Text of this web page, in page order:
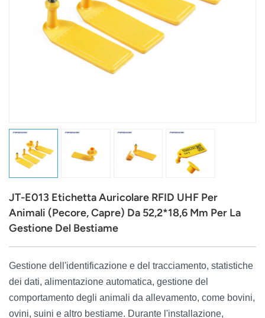
Português
Nederland
Türk
Melayu
Tiếng Việt
Indonesia
JT-E013 Etichetta Auricolare RFID UHF Per
Animali (pecore, Capre) Da 52,2*18,6 Mm Per La
Gestione Del Bestiame
Gestione dell'identificazione e del tracciamento, statistiche
dei dati, alimentazione automatica, gestione del
comportamento degli animali da allevamento, come bovini,
ovini, suini e altro bestiame. Durante l'installazione,